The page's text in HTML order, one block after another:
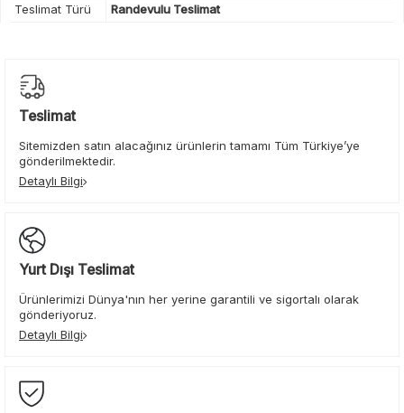
Teslimat Türü
Randevulu Teslimat
Teslimat
Sitemizden satın alacağınız ürünlerin tamamı Tüm Türkiye’ye
gönderilmektedir.
Detaylı Bilgi
Yurt Dışı Teslimat
Ürünlerimizi Dünya'nın her yerine garantili ve sigortalı olarak
gönderiyoruz.
Detaylı Bilgi